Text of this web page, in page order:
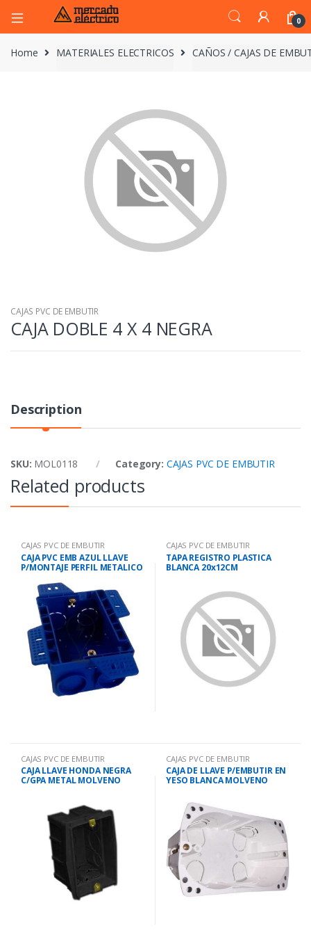
0
Home MATERIALES ELECTRICOS CAÑOS / CAJAS DE
CAJAS PVC DE EMBUTIR
CAJA DOBLE 4 X 4 NEGRA
Description
SKU: MOL0118 Category: CAJAS PVC DE EMBUTIR
Related products
CAJAS PVC DE EMBUTIR
CAJA PVC EMB AZUL LLAVE
P/MONTAJE PERFIL METALICO
CAJAS PVC DE EMBUTIR
TAPA REGISTRO PLASTICA
BLANCA 20x12CM
CAJAS PVC DE EMBUTIR
CAJA LLAVE HONDA NEGRA
C/GPA METAL MOLVENO
CAJAS PVC DE EMBUTIR
CAJA DE LLAVE P/EMBUTIR EN
YESO BLANCA MOLVENO